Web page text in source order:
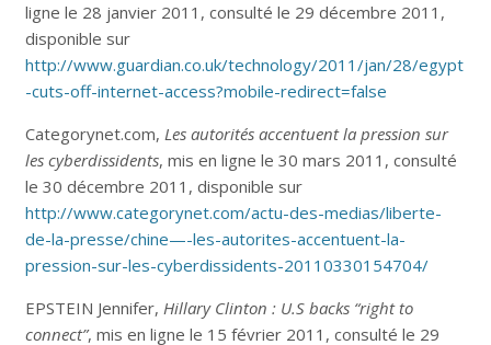
ligne le 28 janvier 2011, consulté le 29 décembre 2011,
disponible sur
http://www.guardian.co.uk/technology/2011/jan/28/egypt
-cuts-off-internet-access?mobile-redirect=false
Categorynet.com, Les autorités accentuent la pression sur
les cyberdissidents, mis en ligne le 30 mars 2011, consulté
le 30 décembre 2011, disponible sur
http://www.categorynet.com/actu-des-medias/liberte-
de-la-presse/chine—-les-autorites-accentuent-la-
pression-sur-les-cyberdissidents-20110330154704/
EPSTEIN Jennifer, Hillary Clinton : U.S backs “right to
connect”, mis en ligne le 15 février 2011, consulté le 29